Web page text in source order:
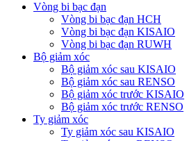
Vòng bi bạc đạn
Vòng bi bạc đạn HCH
Vòng bi bạc đạn KISAIO
Vòng bi bạc đạn RUWH
Bộ giảm xóc
Bộ giảm xóc sau KISAIO
Bộ giảm xóc sau RENSO
Bộ giảm xóc trước KISAIO
Bộ giảm xóc trước RENSO
Ty giảm xóc
Ty giảm xóc sau KISAIO